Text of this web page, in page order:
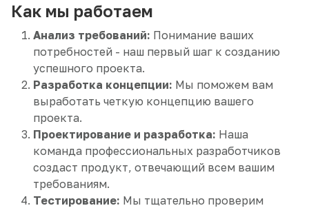
Как мы работаем
Анализ требований: Понимание ваших
потребностей - наш первый шаг к созданию
успешного проекта.
Разработка концепции: Мы поможем вам
выработать четкую концепцию вашего
проекта.
Проектирование и разработка: Наша
команда профессиональных разработчиков
создаст продукт, отвечающий всем вашим
требованиям.
Тестирование: Мы тщательно проверим